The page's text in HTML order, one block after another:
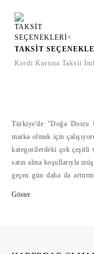
TAKSİT
Kredi Kartına Taksit
Türkiye'de "Doğa Dostu
marka olmak için
kategorilerdeki çok çeşitli
satın alma koşullarıyla
geçen gün daha da